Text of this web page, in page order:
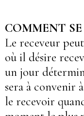
COMMENT
Le receveur
où il désire
un jour
sera à convenir
le recevoir